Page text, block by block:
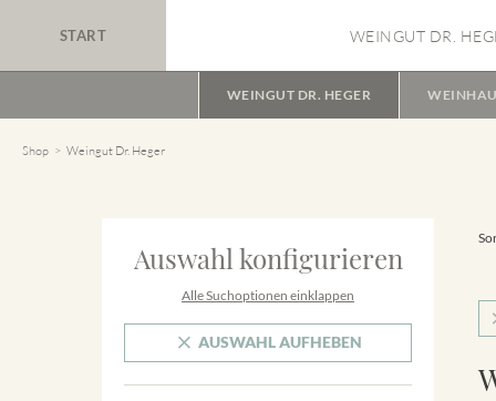
START WEINGUT DR.
WEINGUT DR. HEGER
Shop Weingut Dr. Heger
Auswahl konfigurieren
Alle Suchoptionen einklappen
AUSWAHL AUFHEBEN